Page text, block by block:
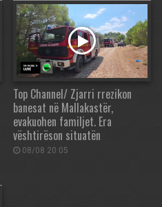
Top Channel/ Zjarri rrezikon
banesat në Mallakastër,
evakuohen familjet. Era
vështirëson situatën
08/08 20:05